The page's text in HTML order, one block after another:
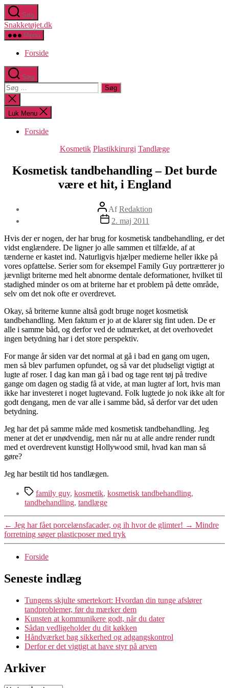
Spring
til
indholdet
Søg
Snakketøjet.dk
Menu
Forside
Søg
Søg
efter:
Luk
søgning
Luk Menu
Forside
Kategorier
Kosmetik Plastikkirurgi Tandlæge
Kosmetisk tandbehandling – Det burde
være et hit, i England
Indlægsforfatter
AfRedaktion
Indlægsdato
2. maj 2011
Hvis der er nogen, der har brug for kosmetisk tandbehandling, er det
vidst englændere. De ligner jo alle sammen et tilfælde, af at
tænderne er kastet ind. Naturligvis hjælper medierne heller ikke på
vores opfattelse. Serier som for eksempel Family Guy portrætterer jo
jævnligt briterne med helt abnorme dentale deformationer, hvilket til
stadighed minder os om at briterne har et problem på dette område,
selv om det nok ofte er overdrevet.
Okay, så briterne kunne altså godt bruge noget kosmetisk
tandbehandling. Men faktum er jo at de klarer sig fint uden. De er
alle i samme båd, og derfor ved de udmærket, at det overhovedet
ingen betydning har i det store perspektiv.
For mange år siden var det normal at gå i bad en gang om ugen,
men så blev parfumen opfundet, og så var det pludseligt vigtigt at
lugte af roser. I dag kan man gå i bad og tage rent tøj på tredive
gange om dagen og stadig få at vide, at man lugter af lort, hvis man
ikke har investeret i noget lugtevand. Folk lugtede jo nok ikke alt for
godt dengang, men de var alle i samme båd, så derfor var det uden
betydning.
Jeg har det på samme måde med kosmetisk tandbehandling. Jeg
mener at det er unødvendig, men når nu at alle andre render rundt
med et overdrevent kunstigt Hollywood smil, hvad kan man så
gøre?
Jeg har bestilt tid hos tandlægen.
Tagsfamily guy, kosmetik, kosmetisk tandbehandling,
tandbehandling, tandlæge
← Jeg har fået porcelænsfacader, og ih hvor de glimter! → Mindre
forretning søger plasticposer med tryk
Forside
Seneste indlæg
Tungens skjulte smertekort: Hvordan din tunge afslører
tandproblemer, før du mærker dem
Kunsten at kommunikere godt, når du dater
Sådan vedligeholder du dit køkken
Håndværket bag sikkerhed og adgangskontrol
Derfor er det vigtigt at have styr på arven
Arkiver